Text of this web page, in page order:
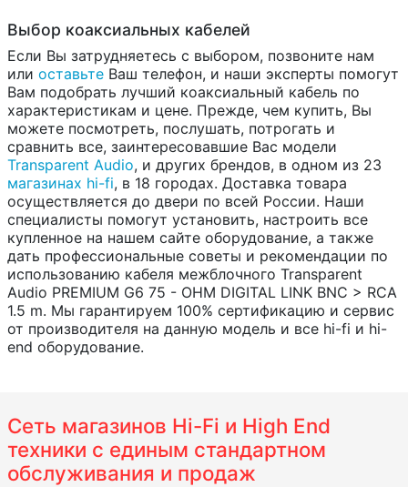
Выбор коаксиальных кабелей
Если Вы затрудняетесь с выбором, позвоните нам
или оставьте Ваш телефон, и наши эксперты помогут
Вам подобрать лучший коаксиальный кабель по
характеристикам и цене. Прежде, чем купить, Вы
можете посмотреть, послушать, потрогать и
сравнить все, заинтересовавшие Вас модели
Transparent Audio, и других брендов, в одном из 23
магазинах hi-fi, в 18 городах. Доставка товара
осуществляется до двери по всей России. Наши
специалисты помогут установить, настроить все
купленное на нашем сайте оборудование, а также
дать профессиональные советы и рекомендации по
использованию кабеля межблочного Transparent
Audio PREMIUM G6 75 - OHM DIGITAL LINK BNC > RCA
1.5 m. Мы гарантируем 100% сертификацию и сервис
от производителя на данную модель и все hi-fi и hi-
end оборудование.
Сеть магазинов Hi-Fi и High End
техники с единым стандартном
обслуживания и продаж